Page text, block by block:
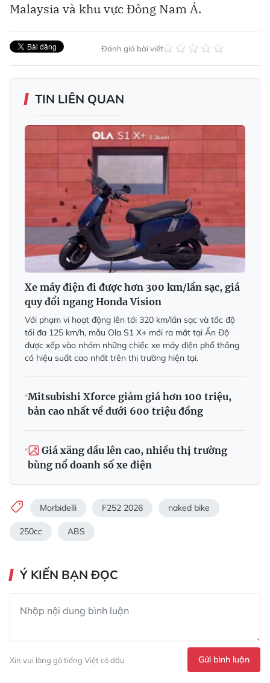
Malaysia và khu vực Đông Nam Á.
Đánh giá bài viết
TIN LIÊN QUAN
Xe máy điện đi được hơn 300 km/lần sạc, giá
quy đổi ngang Honda Vision
Với phạm vi hoạt động lên tới 320 km/lần sạc và tốc độ
tối đa 125 km/h, mẫu Ola S1 X+ mới ra mắt tại Ấn Độ
được xếp vào nhóm những chiếc xe máy điện phổ thông
có hiệu suất cao nhất trên thị trường hiện tại.
Mitsubishi Xforce giảm giá hơn 100 triệu,
bản cao nhất về dưới 600 triệu đồng
Giá xăng dầu lên cao, nhiều thị trường
bùng nổ doanh số xe điện
Morbidelli F252 2026 naked bike
250cc ABS
Ý KIẾN BẠN ĐỌC
Xin vui lòng gõ tiếng Việt có dấu Gửi bình luận